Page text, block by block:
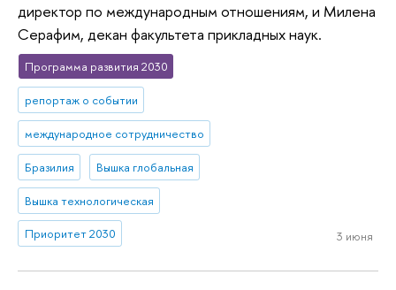
директор по международным отношениям, и Милена
Серафим, декан факультета прикладных наук.
Программа развития 2030
репортаж о событии
международное сотрудничество
Бразилия Вышка глобальная
Вышка технологическая
Приоритет 2030 3 июня